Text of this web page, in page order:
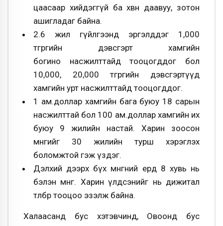
цаасаар хийдэггүй ба хөвөн даавуу, зотон
ашигладаг байна.
2.6 жил гүйлгээнд эргэлддэг 1,000
төгрөгийн дэвсгэрт хамгийн
богино насжилттайд тооцогддог бол
10,000, 20,000 төгрөгийн дэвсгэртүүд
хамгийн урт насжилттайд тооцогддог.
1 ам.доллар хамгийн бага буюу 18 сарын
насжилттай бол 100 ам.доллар хамгийн их
буюу 9 жилийн настай. Харин зоосон
мөнгийг 30 жилийн турш хэрэглэх
боломжтой гэж үздэг.
Дэлхий дээрх бүх мөнгөний ердөө 8 хувь нь
бэлэн мөнгө. Харин үлдсэнийг нь дижитал
төлбөр тооцоо эзэлж байна.
Халаасанд бус хэтэвчинд, Овоонд бус